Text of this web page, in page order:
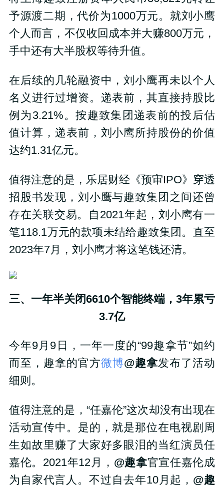
予源渡二期，代价为1000万元。就刘小鹰
个人而言，不仅收回成本并大赚800万元，
手中还有大半股权等待升值。
在后续的几轮融资中，刘小鹰再未以个人
名义进行过增资。递表前，其直接持股比
例为3.21%。按趣致集团递表前的投后估
值计算，递表前，刘小鹰所持股份的价值
达约1.31亿元。
值得注意的是，乐居财经《预审IPO》穿透
招股书发现，刘小鹰与趣致集团之间还曾
存在关联交易。自2021年起，刘小鹰有一
笔118.1万元的款项未结给趣致集团。直至
2023年7月，刘小鹰才将这笔钱还清。
三、一年半关闭6610个智能终端，3年累亏
3.7亿
今年9月9日，一年一度的“99趣拿节”如约
而至，趣拿的官方微博@趣拿发布了活动
细则。
值得注意的是，“任嘉伦”这次却没有出现在
活动宣传中。是的，就是那位在电视剧周
生如故里赚了大家好多眼泪的当红演员任
嘉伦。2021年12月， @趣拿官宣任嘉伦成
为自家代言人。不过自去年10月起， @趣